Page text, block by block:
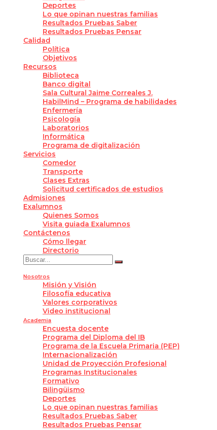
Deportes
Lo que opinan nuestras familias
Resultados Pruebas Saber
Resultados Pruebas Pensar
Calidad
Política
Objetivos
Recursos
Biblioteca
Banco digital
Sala Cultural Jaime Correales J.
HabilMind – Programa de habilidades
Enfermería
Psicología
Laboratorios
Informática
Programa de digitalización
Servicios
Comedor
Transporte
Clases Extras
Solicitud certificados de estudios
Admisiones
Exalumnos
Quienes Somos
Visita guiada Exalumnos
Contáctenos
Cómo llegar
Directorio
Nosotros
Misión y Visión
Filosofía educativa
Valores corporativos
Video institucional
Academia
Encuesta docente
Programa del Diploma del IB
Programa de la Escuela Primaria (PEP)
Internacionalización
Unidad de Proyección Profesional
Programas Institucionales
Formativo
Bilingüismo
Deportes
Lo que opinan nuestras familias
Resultados Pruebas Saber
Resultados Pruebas Pensar